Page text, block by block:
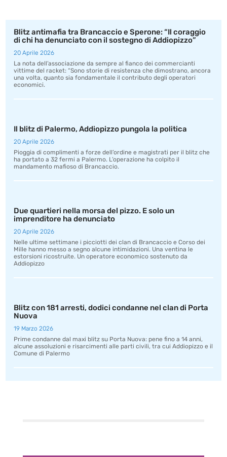
Blitz antimafia tra Brancaccio e Sperone: “Il coraggio
di chi ha denunciato con il sostegno di Addiopizzo”
20 Aprile 2026
La nota dell’associazione da sempre al fianco dei commercianti
vittime del racket: “Sono storie di resistenza che dimostrano, ancora
una volta, quanto sia fondamentale il contributo degli operatori
economici.
Il blitz di Palermo, Addiopizzo pungola la politica
20 Aprile 2026
Pioggia di complimenti a forze dell’ordine e magistrati per il blitz che
ha portato a 32 fermi a Palermo. L’operazione ha colpito il
mandamento mafioso di Brancaccio.
Due quartieri nella morsa del pizzo. E solo un
imprenditore ha denunciato
20 Aprile 2026
Nelle ultime settimane i picciotti dei clan di Brancaccio e Corso dei
Mille hanno messo a segno alcune intimidazioni. Una ventina le
estorsioni ricostruite. Un operatore economico sostenuto da
Addiopizzo
Blitz con 181 arresti, dodici condanne nel clan di Porta
Nuova
19 Marzo 2026
Prime condanne dal maxi blitz su Porta Nuova: pene fino a 14 anni,
alcune assoluzioni e risarcimenti alle parti civili, tra cui Addiopizzo e il
Comune di Palermo